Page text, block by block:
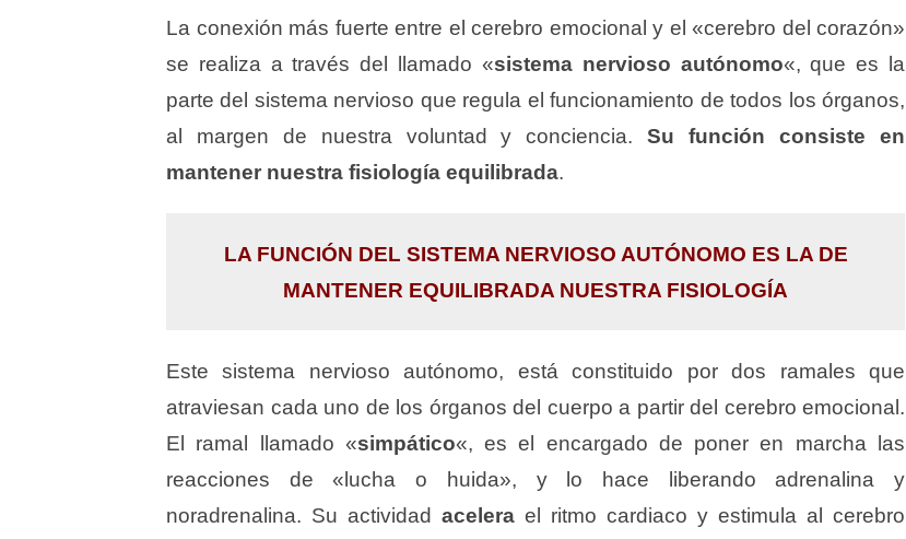
La conexión más fuerte entre el cerebro emocional y el «cerebro del corazón»
se realiza a través del llamado «sistema nervioso autónomo«, que es la
parte del sistema nervioso que regula el funcionamiento de todos los órganos,
al margen de nuestra voluntad y conciencia.Su función consiste en
mantener nuestra fisiología equilibrada.
LA FUNCIÓN DEL SISTEMA NERVIOSO AUTÓNOMO ES LA DE
MANTENER EQUILIBRADA NUESTRA FISIOLOGÍA
Este sistema nervioso autónomo, está constituido por dos ramales que
atraviesan cada uno de los órganos del cuerpo a partir del cerebro emocional.
El ramal llamado «simpático«, es el encargado de poner en marcha las
reacciones de «lucha o huida», y lo hace liberando adrenalina y
noradrenalina. Su actividad acelera el ritmo cardiaco y estimula al cerebro